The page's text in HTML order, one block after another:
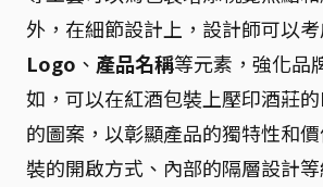
外，在細節設計上，設計師可以
Logo 、 產品名稱等元素，強化品
如，可以在紅酒包裝上壓印酒莊
的圖案，以彰顯產品的獨特性和
裝的開啟方式、內部的隔層設計